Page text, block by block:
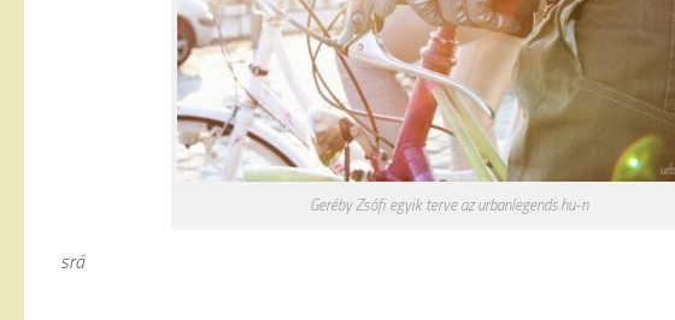
Geréby Zsófi egyik terve az urbanlegends.hu-n
srá